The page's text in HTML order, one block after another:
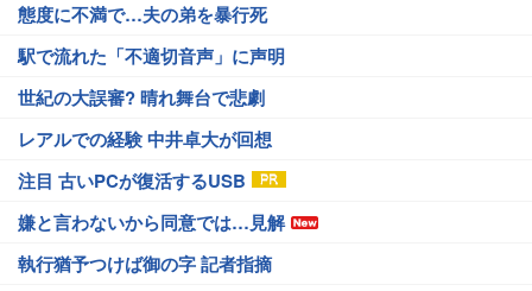
態度に不満で…夫の弟を暴行死
駅で流れた「不適切音声」に声明
世紀の大誤審? 晴れ舞台で悲劇
レアルでの経験 中井卓大が回想
注目 古いPCが復活するUSB
嫌と言わないから同意では…見解
執行猶予つけば御の字 記者指摘